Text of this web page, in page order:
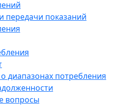
передачи показаний
диапазонах потребления
вопросы